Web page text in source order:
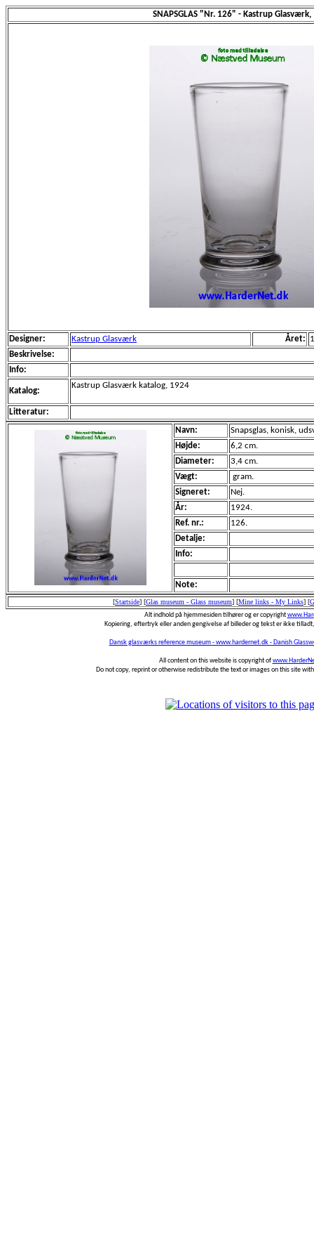
SNAPSGLAS "Nr. 126" - Kastrup Glasværk,
Designer: Kastrup Glasværk Året:
Beskrivelse:
Info:
Katalog:
Kastrup Glasværk katalog, 1924
Litteratur:
Navn:
Snapsglas, konisk,
Højde:
6,2 cm.
Diameter:
3,4 cm.
Vægt:
gram.
Signeret:
Nej.
År:
1924.
Ref. nr.:
126.
Detalje:
Info:
Note:
[Startside] [Glas museum - Glass museum] [Mine links - My Links] [
Alt indhold på hjemmesiden tilhører og er copyright
Kopiering, eftertryk eller anden gengivelse af billeder og tekst er ikke
Dansk glasværks reference museum - www.hardernet.dk - Danish
All content on this website is copyright of
Do not copy, reprint or otherwise redistribute the text or images on this site